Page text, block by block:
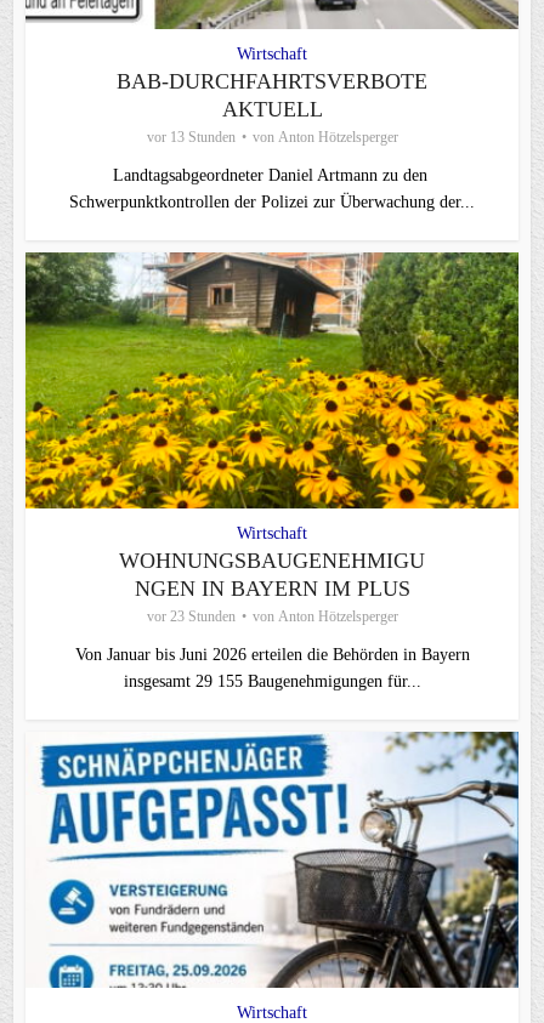
Wirtschaft
BAB-DURCHFAHRTSVERBOTE
AKTUELL
vor 13 Stunden von Anton Hötzelsperger
Landtagsabgeordneter Daniel Artmann zu den
Schwerpunktkontrollen der Polizei zur Überwachung der...
Wirtschaft
WOHNUNGSBAUGENEHMIGU
NGEN IN BAYERN IM PLUS
vor 23 Stunden von Anton Hötzelsperger
Von Januar bis Juni 2026 erteilen die Behörden in Bayern
insgesamt 29 155 Baugenehmigungen für...
Wirtschaft